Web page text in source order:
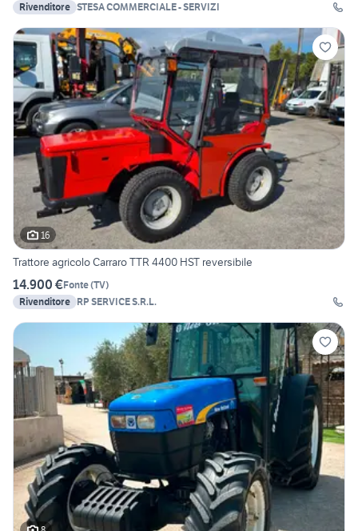
Rivenditore STESA COMMERCIALE - SERVIZI
16
Trattore agricolo Carraro TTR 4400 HST reversibile
14.900 €Fonte(TV)
Rivenditore RP SERVICE S.R.L.